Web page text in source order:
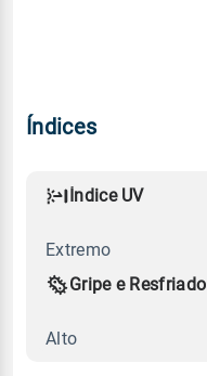
Índices
Índice UV
Extremo
Gripe e Resfriado
Alto